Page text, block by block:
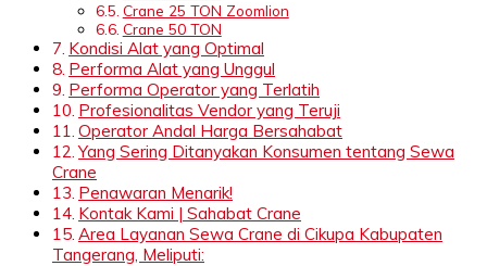
Crane 25 TON Zoomlion
Crane 50 TON
Kondisi Alat yang Optimal
Performa Alat yang Unggul
Performa Operator yang Terlatih
Profesionalitas Vendor yang Teruji
Operator Andal Harga Bersahabat
Yang Sering Ditanyakan Konsumen tentang Sewa
Crane
Penawaran Menarik!
Kontak Kami | Sahabat Crane
Area Layanan Sewa Crane di Cikupa Kabupaten
Tangerang, Meliputi: